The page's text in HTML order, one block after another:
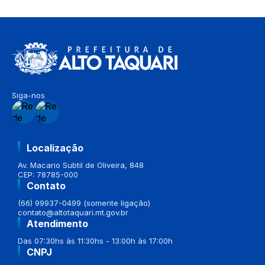
Siga-nos
Localização
Av. Macario Subtil de Oliveira, 848
CEP: 78785-000
Contato
(66) 99937-0499 (somente ligação)
contato@altotaquari.mt.gov.br
Atendimento
Das 07:30hs às 11:30hs - 13:00h às 17:00h
CNPJ